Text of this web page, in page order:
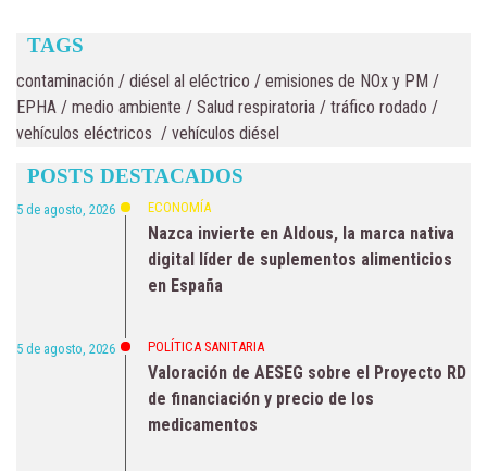
TAGS
contaminación / diésel al eléctrico / emisiones de NOx y PM /
EPHA / medio ambiente / Salud respiratoria / tráfico rodado /
vehículos eléctricos / vehículos diésel
POSTS DESTACADOS
5 de agosto, 2026 ECONOMÍA
Nazca invierte en Aldous, la marca nativa
digital líder de suplementos alimenticios
en España
5 de agosto, 2026 POLÍTICA SANITARIA
Valoración de AESEG sobre el Proyecto RD
de financiación y precio de los
medicamentos